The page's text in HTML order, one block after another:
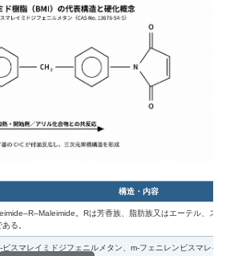
構造・内容
。Rは芳香族、脂肪族又はエーテル、ス
る。
ビスマレイミドジフェニルメタン、m-フェニレンビスマレイ